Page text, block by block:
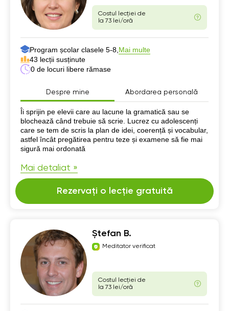
Costul lecției de
la 73 lei/oră
Program școlar clasele 5-8, Mai multe
43 lecții susținute
0 de locuri libere rămase
Despre mine Abordarea personală
Despre mine
Îi sprijin pe elevii care au lacune la gramatică sau se
blochează când trebuie să scrie. Lucrez cu adolescenți
care se tem de scris la plan de idei, coerență și vocabular,
astfel încât pregătirea pentru teze și examene să fie mai
sigură mai ordonată
Mai detaliat »
Rezervați o lecție gratuită
Ștefan B.
Meditator verificat
Costul lecției de
la 73 lei/oră